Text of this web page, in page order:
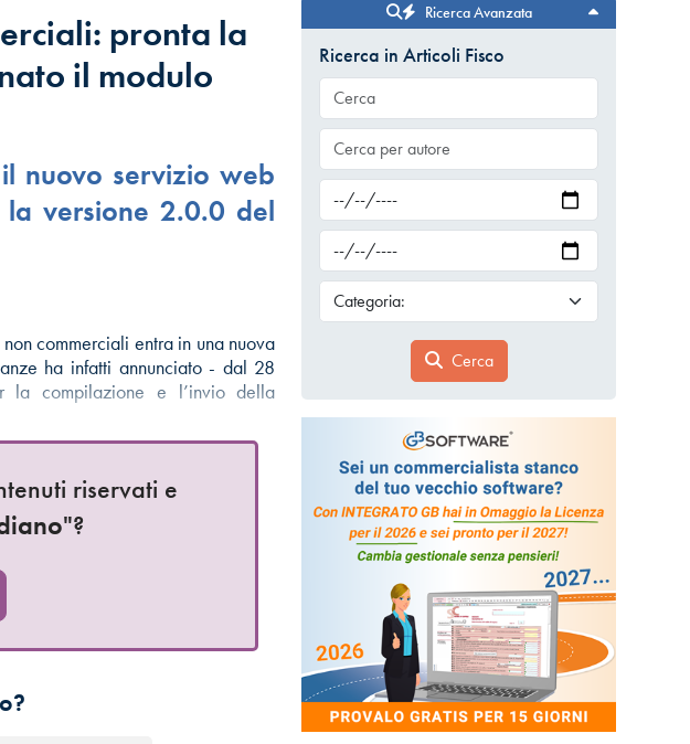
pronta la
il modulo
nuovo servizio web
versione 2.0.0 del
commerciali entra in una nuova
ha infatti annunciato - dal 28
la compilazione e l’invio della
riservati e
"?
Ricerca Avanzata
Ricerca in Articoli Fisco
Cerca